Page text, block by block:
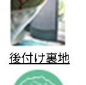
後付け裏地